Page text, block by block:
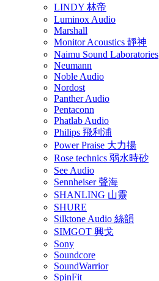
LINDY 林帝
Luminox Audio
Marshall
Monitor Acoustics 靜神
Naimu Sound Laboratories
Neumann
Noble Audio
Nordost
Panther Audio
Pentaconn
Phatlab Audio
Philips 飛利浦
Power Praise 大力揚
Rose technics 弱水時砂
See Audio
Sennheiser 聲海
SHANLING 山靈
SHURE
Silktone Audio 絲韻
SIMGOT 興戈
Sony
Soundcore
SoundWarrior
SpinFit